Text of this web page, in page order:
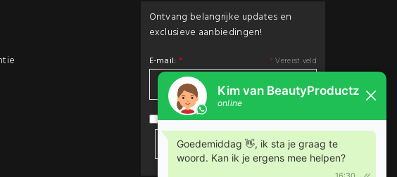
Ontvang belangrijke updates en
exclusieve aanbiedingen!
* Vereist veld
E-mail: *
Ik ga akkoord met hetprivacybeleid